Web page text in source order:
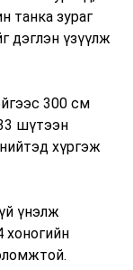
танка зураг
дэглэн үзүүлж
300 см
шүтээн
хүргэж
үнэлж
хоногийн